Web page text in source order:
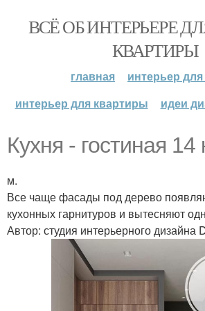
ВСЁ ОБ ИНТЕРЬЕРЕ
КВАРТИРЫ
главная
интерьер
интерьер для квартиры
идеи
Кухня - гостиная 14
м.
Все чаще фасады под дерево
кухонных гарнитуров и вытесняют
Автор: студия интерьерного дизайна